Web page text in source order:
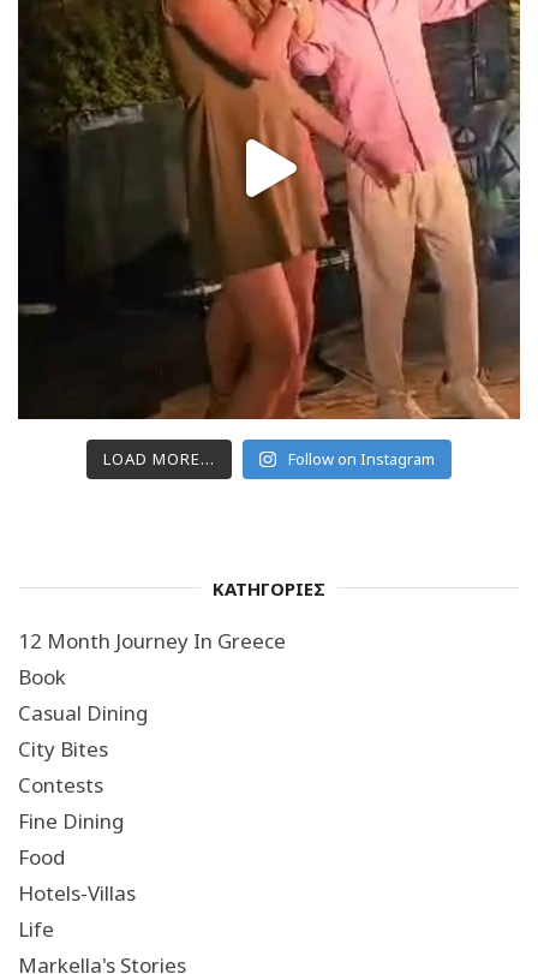
LOAD MORE... Follow on Instagram
ΚΑΤΗΓΟΡΙΕΣ
12 Month Journey In Greece
Book
Casual Dining
City Bites
Contests
Fine Dining
Food
Hotels-Villas
Life
Markella's Stories